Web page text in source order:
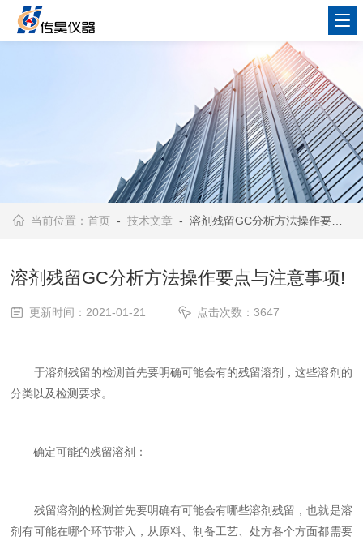
当前位置：首页 -技术文章 - 溶剂残留GC分析方法操作要点与注意事项!
溶剂残留GC分析方法操作要点与注意事项!
更新时间：2021-01-21 点击次数：3647
于溶剂残留的检测首先要明确可能会有的残留溶剂，这些溶剂的
分类以及检测要求。
确定可能的残留溶剂：
残留溶剂的检测首先要明确有可能会有哪些溶剂残留，也就是溶
剂有可能在哪个环节带入，从原料、制备工艺、处方各个方面都需要